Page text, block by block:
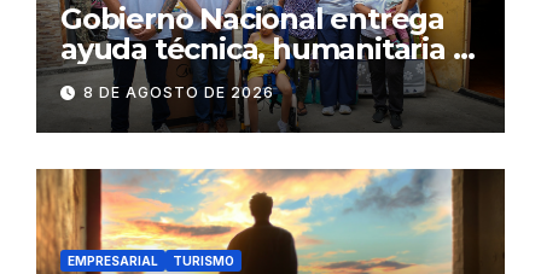
Gobierno Nacional entrega
ayuda técnica, humanitaria y
Bono Joaquín Gallegos Lara a
familia en situación de
vulnerabilidad
8 DE AGOSTO DE 2026
EMPRESARIAL TURISMO